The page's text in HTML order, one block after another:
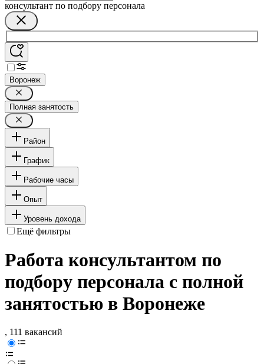
консультант по подбору персонала
Воронеж
Полная занятость
Район
График
Рабочие часы
Опыт
Уровень дохода
Ещё фильтры
Работа консультантом по
подбору персонала с полной
занятостью в Воронеже
, 111 вакансий